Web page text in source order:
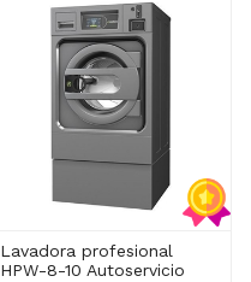
Lavadora profesional
HPW-8-10 Autoservicio